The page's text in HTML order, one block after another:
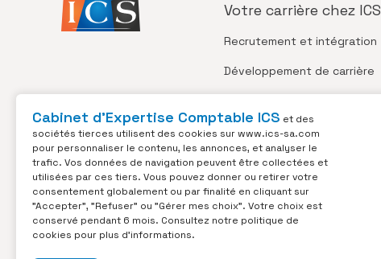
Votre carrière chez ICS
Recrutement et intégration
Développement de carrière
Valeursdu Cabinet
Qualité de vieau travail
Cohésiond’équipe
Cabinet d’Expertise Comptable ICS et des
sociétés tierces utilisent des cookies surwww.ics-sa.com
pour personnaliser le contenu, les annonces, et analyser le
trafic. Vos données de navigation peuvent être collectées et
utilisées par ces tiers. Vous pouvez donner ou retirer votre
consentement globalement ou par finalité en cliquant sur
"Accepter", "Refuser" ou "Gérer mes choix". Votre choix est
conservé pendant 6 mois. Consultez notre politique de
cookies pour plus d'informations.